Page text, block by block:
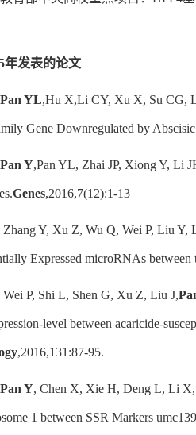
年发表的论文
Pan YL,Hu X,Li CY, Xu X, Su CG,
Gene Downregulated by
Pan Y,Pan YL, Zhai JP, Xiong Y, Li
Genes,2016,7(12):1-13
Zhang Y, Xu Z, Wu Q, Wei P, Liu Y,
Expressed microRNAs between
Wei P, Shi L, Shen G, Xu Z, Liu J,
level between acaricide-
,2016,131:87-95.
Pan Y, Chen X, Xie H, Deng L, Li X,
1 between SSR Markers